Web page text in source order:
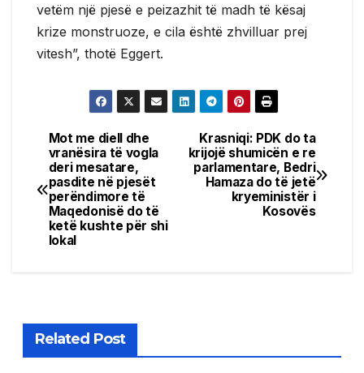
vetëm një pjesë e peizazhit të madh të kësaj
krize monstruoze, e cila është zhvilluar prej
vitesh”, thotë Eggert.
Post
navigation
Krasniqi: PDK do ta
krijojë shumicën e re
parlamentare, Bedri
Hamaza do të jetë
kryeministër i
Kosovës
Mot me diell dhe
vranësira të vogla
deri mesatare,
pasdite në pjesët
perëndimore të
Maqedonisë do të
ketë kushte për shi
lokal
Related Post